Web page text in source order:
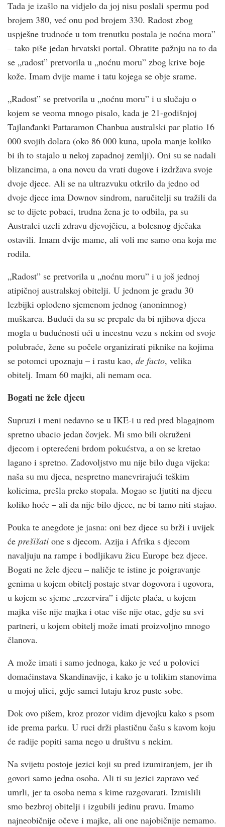
Tada je izašlo na vidjelo da joj nisu poslali spermu pod
brojem 380, već onu pod brojem 330. Radost zbog
uspješne trudnoće u tom trenutku postala je noćna mora”
– tako piše jedan hrvatski portal. Obratite pažnju na to da
se „radost” pretvorila u „noćnu moru” zbog krive boje
kože. Imam dvije mame i tatu kojega se obje srame.
„Radost” se pretvorila u „noćnu moru” i u slučaju o
kojem se veoma mnogo pisalo, kada je 21-godišnjoj
Tajlanđanki Pattaramon Chanbua australski par platio 16
000 svojih dolara (oko 86 000 kuna, upola manje koliko
bi ih to stajalo u nekoj zapadnoj zemlji). Oni su se nadali
blizancima, a ona novcu da vrati dugove i izdržava svoje
dvoje djece. Ali se na ultrazvuku otkrilo da jedno od
dvoje djece ima Downov sindrom, naručitelji su tražili da
se to dijete pobaci, trudna žena je to odbila, pa su
Australci uzeli zdravu djevojčicu, a bolesnog dječaka
ostavili. Imam dvije mame, ali voli me samo ona koja me
rodila.
„Radost” se pretvorila u „noćnu moru” i u još jednoj
atipičnoj australskoj obitelji. U jednom je gradu 30
lezbijki oplođeno sjemenom jednog (anonimnog)
muškarca. Budući da su se prepale da bi njihova djeca
mogla u budućnosti ući u incestnu vezu s nekim od svoje
polubraće, žene su počele organizirati piknike na kojima
se potomci upoznaju – i rastu kao, de facto, velika
obitelj. Imam 60 majki, ali nemam oca.
Bogati ne žele djecu
Supruzi i meni nedavno se u IKE-i u red pred blagajnom
spretno ubacio jedan čovjek. Mi smo bili okruženi
djecom i opterećeni brdom pokućstva, a on se kretao
lagano i spretno. Zadovoljstvo mu nije bilo duga vijeka:
naša su mu djeca, nespretno manevrirajući teškim
kolicima, prešla preko stopala. Mogao se ljutiti na djecu
koliko hoće – ali da nije bilo djece, ne bi tamo niti stajao.
Pouka te anegdote je jasna: oni bez djece su brži i uvijek
će prešišati one s djecom. Azija i Afrika s djecom
navaljuju na rampe i bodljikavu žicu Europe bez djece.
Bogati ne žele djecu – naličje te istine je poigravanje
genima u kojem obitelj postaje stvar dogovora i ugovora,
u kojem se sjeme „rezervira” i dijete plaća, u kojem
majka više nije majka i otac više nije otac, gdje su svi
partneri, u kojem obitelj može imati proizvoljno mnogo
članova.
A može imati i samo jednoga, kako je već u polovici
domaćinstava Skandinavije, i kako je u tolikim stanovima
u mojoj ulici, gdje samci lutaju kroz puste sobe.
Dok ovo pišem, kroz prozor vidim djevojku kako s psom
ide prema parku. U ruci drži plastičnu čašu s kavom koju
će radije popiti sama nego u društvu s nekim.
Na svijetu postoje jezici koji su pred izumiranjem, jer ih
govori samo jedna osoba. Ali ti su jezici zapravo već
umrli, jer ta osoba nema s kime razgovarati. Izmislili
smo bezbroj obitelji i izgubili jedinu pravu. Imamo
najneobičnije očeve i majke, ali one najobičnije nemamo.